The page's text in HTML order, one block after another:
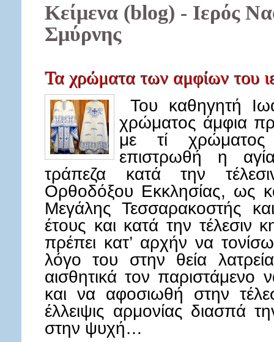
Κείμενα (blog) - Ιερός
Σμύρνης
Τα χρώματα των αμφίων του
Του καθηγητή
χρώματος άμφια
με τί
επιστρωθή η
τράπεζα κατά την
Ορθοδόξου Εκκλησίας, ως
Μεγάλης Τεσσαρακοστής
έτους και κατά την
πρέπει κατ’ αρχήν να
λόγο του στην θεία
αισθητικά τον παριστάμενο
και να αφοσιωθή στην
έλλειψις αρμονίας διασπά
στην ψυχή…